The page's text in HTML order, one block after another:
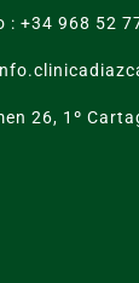
: +34 968 52
26, 1º